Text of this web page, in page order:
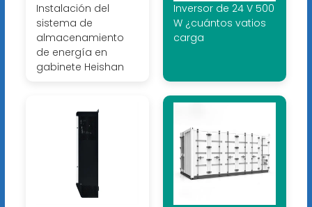
Instalación del
sistema de
almacenamiento
de energía en
gabinete Heishan
Inversor de 24 V 500
W ¿cuántos vatios
carga